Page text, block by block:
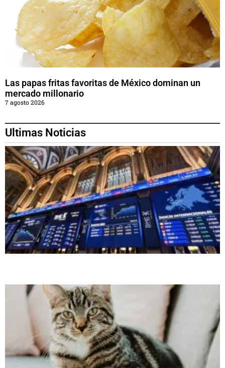
Las papas fritas favoritas de México dominan un
mercado millonario
7 agosto 2026
Ultimas Noticias